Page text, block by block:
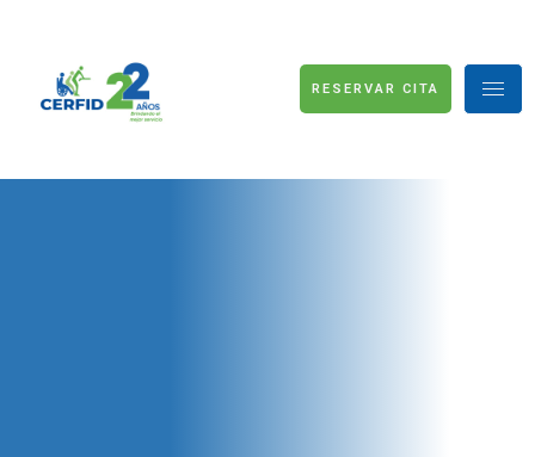
RESERVAR CITA